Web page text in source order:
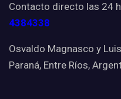
Contacto directo las 24
4384338
Osvaldo Magnasco y
Paraná, Entre Ríos,